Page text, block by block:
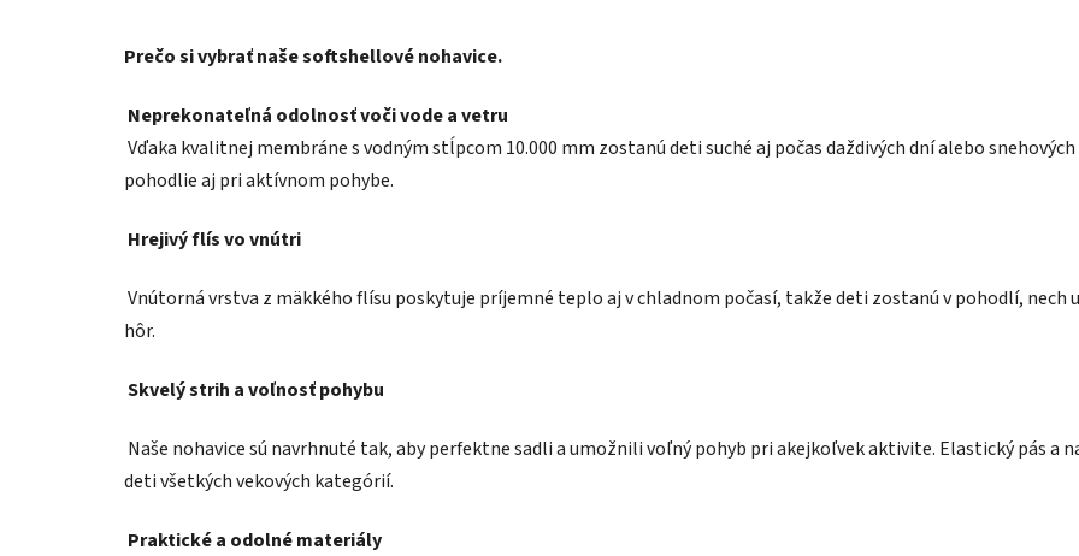
Prečo si vybrať naše softshellové nohavice.
Neprekonateľná odolnosť voči vode a vetru
Vďaka kvalitnej membráne s vodným stĺpcom 10.000 mm zostanú deti suché aj počas daždivých dní alebo
pohodlie aj pri aktívnom pohybe.
Hrejivý flís vo vnútri
Vnútorná vrstva z mäkkého flísu poskytuje príjemné teplo aj v chladnom počasí, takže deti zostanú v pohodlí, nech
hôr.
Skvelý strih a voľnosť pohybu
Naše nohavice sú navrhnuté tak, aby perfektne sadli a umožnili voľný pohyb pri akejkoľvek aktivite. Elastický pás a
deti všetkých vekových kategórií.
Praktické a odolné materiály